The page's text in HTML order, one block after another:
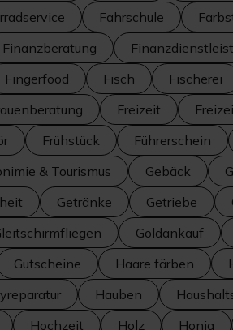
Fahrschule
Finanzberatung
Fingerfood Fisch Fischerei
Freizeit
Frühstück Führerschein
& Tourismus Gebäck
Getränke Getriebe
Goldankauf
Gutscheine Haare färben
Hauben
Hochzeit Holz Honig